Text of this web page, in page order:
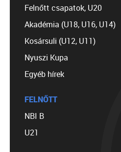
Felnőtt csapatok, U20
Akadémia (U18, U16, U14)
Kosársuli (U12, U11)
Nyuszi Kupa
Egyéb hírek
FELNŐTT
NBI B
U21